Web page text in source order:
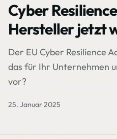
Cyber
Hersteller jetzt
Der EU Cyber Resilience
das für Ihr Unternehmen
vor?
25. Januar 2025